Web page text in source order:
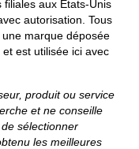
aux États-Unis
autorisation. Tous
marque déposée
est utilisée ici avec
produit ou service
et ne conseille
sélectionner
les meilleures